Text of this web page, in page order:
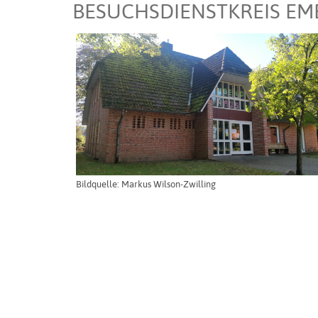
BESUCHSDIENSTKREIS
Bildquelle: Markus Wilson-Zwilling